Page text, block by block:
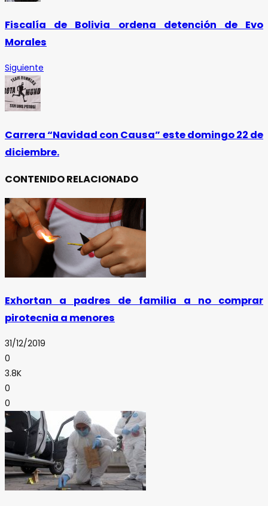
Fiscalía de Bolivia ordena detención de Evo
Morales
Siguiente
Carrera “Navidad con Causa” este domingo 22 de
diciembre.
CONTENIDO RELACIONADO
Exhortan a padres de familia a no comprar
pirotecnia a menores
31/12/2019
0
3.8K
0
0